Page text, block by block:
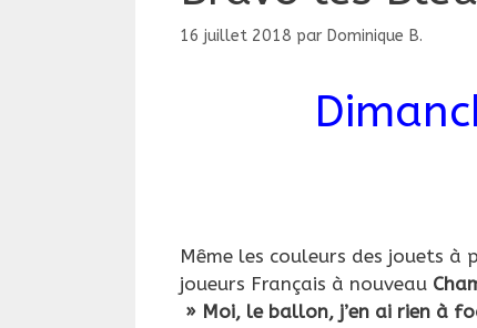
16 juillet 2018 par Dominique B.
Même les couleurs des jouets à
joueurs Français à nouveau
» Moi, le ballon, j’en ai rien à